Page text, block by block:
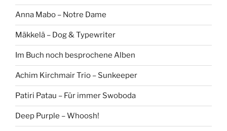
Anna Mabo – Notre Dame
Mäkkelä – Dog & Typewriter
Im Buch noch besprochene Alben
Achim Kirchmair Trio – Sunkeeper
Patiri Patau – Für immer Swoboda
Deep Purple – Whoosh!